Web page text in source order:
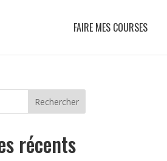
FAIRE MES COURSES
récents